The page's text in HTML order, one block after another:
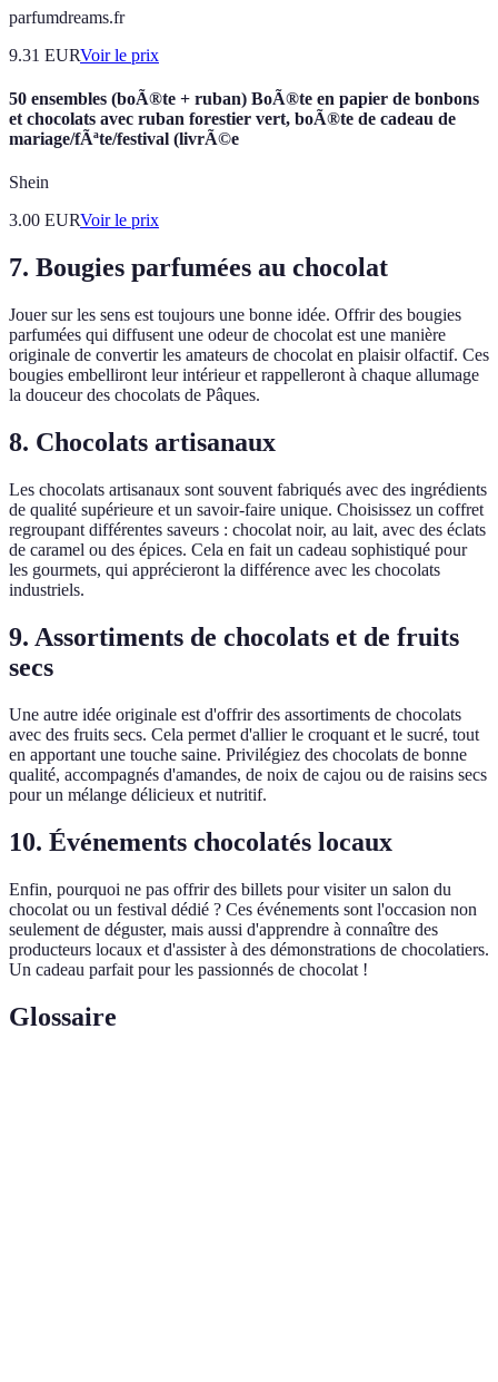
parfumdreams.fr
9.31 EURVoir le prix
50 ensembles (boÃ®te + ruban) BoÃ®te en papier de bonbons
et chocolats avec ruban forestier vert, boÃ®te de cadeau de
mariage/fÃªte/festival (livrÃ©e
Shein
3.00 EURVoir le prix
7. Bougies parfumées au chocolat
Jouer sur les sens est toujours une bonne idée. Offrir des bougies
parfumées qui diffusent une odeur de chocolat est une manière
originale de convertir les amateurs de chocolat en plaisir olfactif. Ces
bougies embelliront leur intérieur et rappelleront à chaque allumage
la douceur des chocolats de Pâques.
8. Chocolats artisanaux
Les chocolats artisanaux sont souvent fabriqués avec des ingrédients
de qualité supérieure et un savoir-faire unique. Choisissez un coffret
regroupant différentes saveurs : chocolat noir, au lait, avec des éclats
de caramel ou des épices. Cela en fait un cadeau sophistiqué pour
les gourmets, qui apprécieront la différence avec les chocolats
industriels.
9. Assortiments de chocolats et de fruits
secs
Une autre idée originale est d'offrir des assortiments de chocolats
avec des fruits secs. Cela permet d'allier le croquant et le sucré, tout
en apportant une touche saine. Privilégiez des chocolats de bonne
qualité, accompagnés d'amandes, de noix de cajou ou de raisins secs
pour un mélange délicieux et nutritif.
10. Événements chocolatés locaux
Enfin, pourquoi ne pas offrir des billets pour visiter un salon du
chocolat ou un festival dédié ? Ces événements sont l'occasion non
seulement de déguster, mais aussi d'apprendre à connaître des
producteurs locaux et d'assister à des démonstrations de chocolatiers.
Un cadeau parfait pour les passionnés de chocolat !
Glossaire